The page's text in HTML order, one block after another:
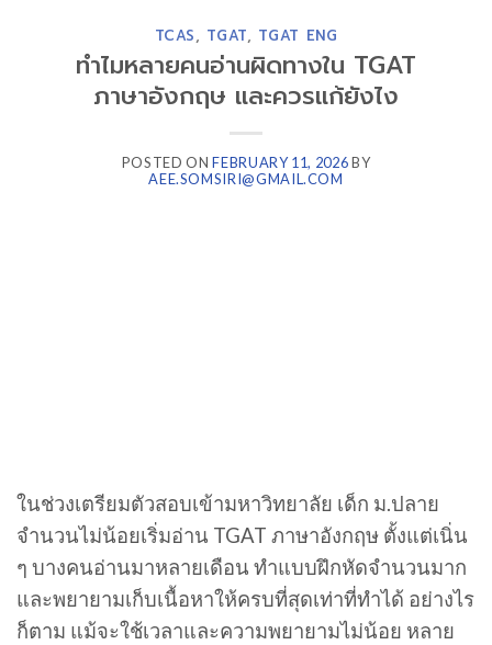
TCAS, TGAT, TGAT ENG
ทำไมหลายคนอ่านผิดทางใน TGAT
ภาษาอังกฤษ และควรแก้ยังไง
POSTED ONFEBRUARY 11, 2026BY
AEE.SOMSIRI@GMAIL.COM
ในช่วงเตรียมตัวสอบเข้ามหาวิทยาลัย เด็ก ม.ปลาย
จำนวนไม่น้อยเริ่มอ่าน TGAT ภาษาอังกฤษ ตั้งแต่เนิ่น
ๆ บางคนอ่านมาหลายเดือน ทำแบบฝึกหัดจำนวนมาก
และพยายามเก็บเนื้อหาให้ครบที่สุดเท่าที่ทำได้ อย่างไร
ก็ตาม แม้จะใช้เวลาและความพยายามไม่น้อย หลาย